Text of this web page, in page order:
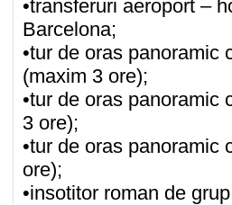
•transferuri aeroport –
Barcelona;
•tur de oras panoramic
(maxim 3 ore);
•tur de oras panoramic
3 ore);
•tur de oras panoramic
ore);
•insotitor roman de grup